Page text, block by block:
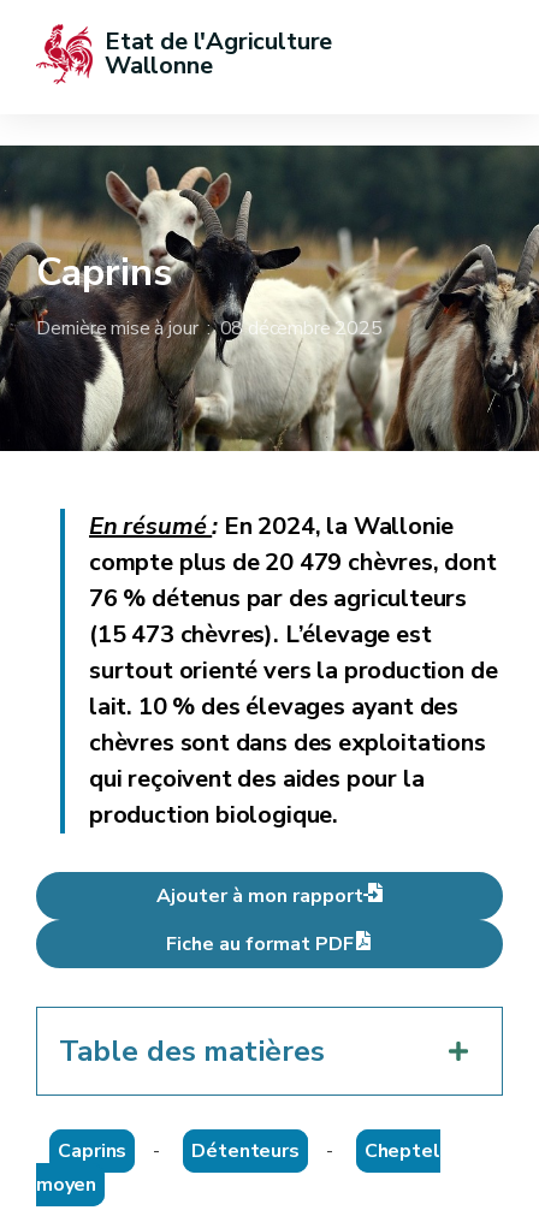
Etat de l'Agriculture
Wallonne
Caprins
Dernière mise à jour : 08 décembre 2025
En résumé: En 2024, la Wallonie
compte plus de 20 479 chèvres, dont
76 % détenus par des agriculteurs
(15 473 chèvres). L’élevage est
surtout orienté vers la production de
lait. 10 % des élevages ayant des
chèvres sont dans des exploitations
qui reçoivent des aides pour la
production biologique.
Ajouter à mon rapport
Fiche au format PDF
Table des matières
Caprins - Détenteurs -
Cheptel
moyen